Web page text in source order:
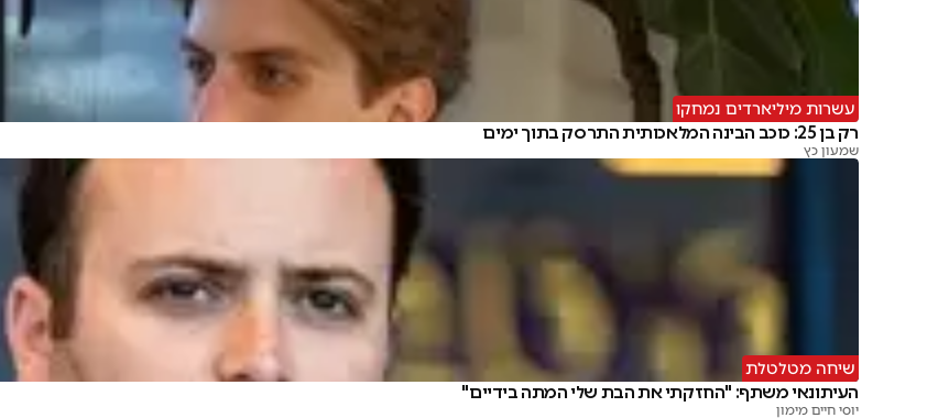
עשרות מיליארדים נמחקו
רק בן 25: כוכב הבינה המלאכותית התרסק בתוך ימים
שמעון כץ
שיחה מטלטלת
העיתונאי משתף: "החזקתי את הבת שלי המתה בידיים"
יוסי חיים מימון